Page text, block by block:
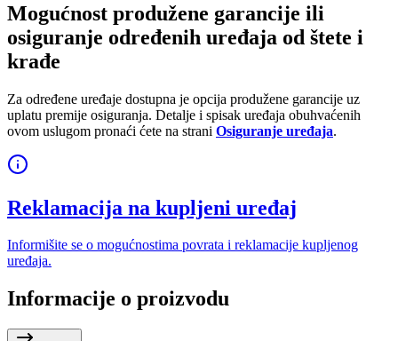
Mogućnost produžene garancije ili
osiguranje određenih uređaja od štete i
krađe
Za određene uređaje dostupna je opcija produžene garancije uz
uplatu premije osiguranja. Detalje i spisak uređaja obuhvaćenih
ovom uslugom pronaći ćete na strani Osiguranje uređaja.
Reklamacija na kupljeni uređaj
Informišite se o mogućnostima povrata i reklamacije kupljenog
uređaja.
Informacije o proizvodu